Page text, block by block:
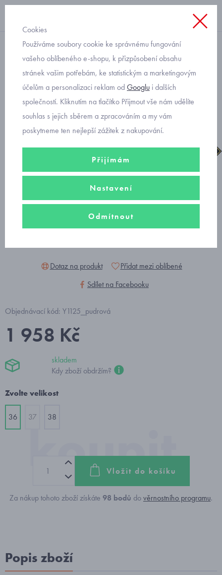
dívčí
dívčí celoroční obuv Primigi
7881244
Dotaz na produkt
Přidat mezi oblíbené
Sdílet na Facebooku
Objednávací kód: Y1125_pudrová
1 958 Kč
skladem
Kdy zboží obdržím?
Zvolte velikost
36 37 38
Vložit do košíku
Za nákup tohoto zboží získáte 98 bodů dověrnostního programu.
Popis zboží
Cookies
Používáme soubory cookie ke správnému fungování
vašeho oblíbeného e-shopu, k přizpůsobení obsahu
stránek vašim potřebám, ke statistickým a marketingovým
účelům a personalizaci reklam odGooglu i dalších
společností. Kliknutím na tlačítko Přijmout vše nám udělíte
souhlas s jejich sběrem a zpracováním a my vám
poskytneme ten nejlepší zážitek z nakupování.
Přijímám
Nastavení
Odmítnout